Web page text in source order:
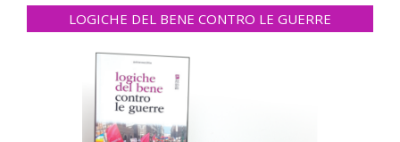
LOGICHE DEL BENE CONTRO LE GUERRE